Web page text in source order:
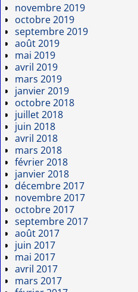
novembre 2019
octobre 2019
septembre 2019
août 2019
mai 2019
avril 2019
mars 2019
janvier 2019
octobre 2018
juillet 2018
juin 2018
avril 2018
mars 2018
février 2018
janvier 2018
décembre 2017
novembre 2017
octobre 2017
septembre 2017
août 2017
juin 2017
mai 2017
avril 2017
mars 2017